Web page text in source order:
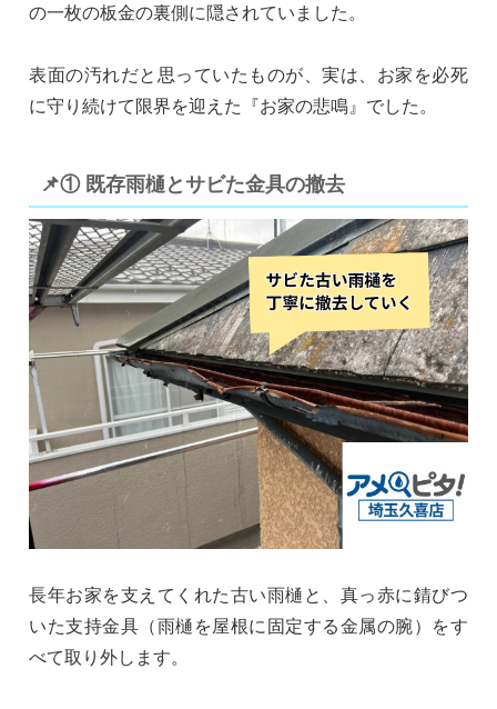
の一枚の板金の裏側に隠されていました。
表面の汚れだと思っていたものが、実は、お家を必死
に守り続けて限界を迎えた『お家の悲鳴』でした。
📌① 既存雨樋とサビた金具の撤去
長年お家を支えてくれた古い雨樋と、真っ赤に錆びつ
いた支持金具（雨樋を屋根に固定する金属の腕）をす
べて取り外します。